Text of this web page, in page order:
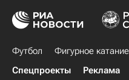
Футбол Фигурное катание
Спецпроекты
Реклама